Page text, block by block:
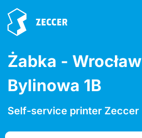
Żabka - Wrocław
Bylinowa 1B
Self-service printer Zeccer